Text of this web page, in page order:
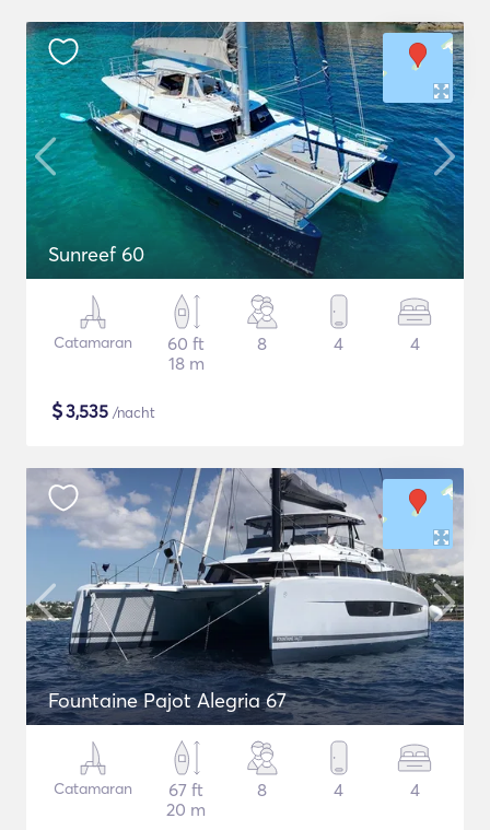
Sunreef 60
Catamaran
60 ft
18 m
8 4 4
$3,535 /nacht
Fountaine Pajot Alegria 67
Catamaran
67 ft
20 m
8 4 4